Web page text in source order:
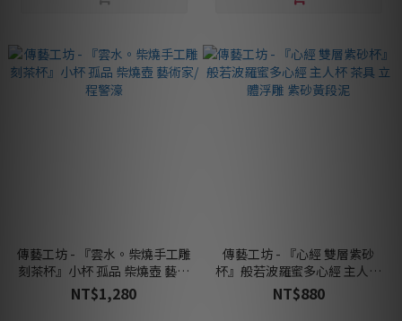
傳藝工坊 - 『雲水。柴燒手工雕
刻茶杯』小杯 孤品 柴燒壺 藝術
家/程警濠
NT$1,280
傳藝工坊 - 『心經 雙層紫砂
杯』般若波羅蜜多心經 主人杯
茶具 立體浮雕 紫砂黃段泥
NT$880